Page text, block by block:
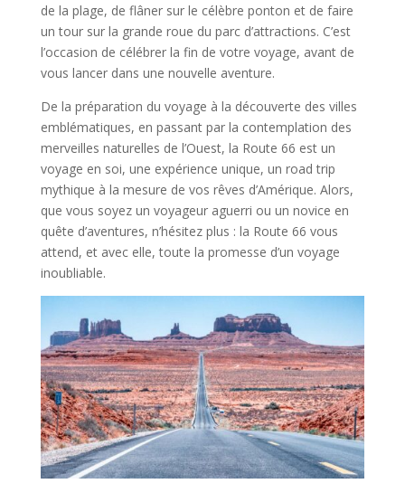
de la plage, de flâner sur le célèbre ponton et de faire
un tour sur la grande roue du parc d’attractions. C’est
l’occasion de célébrer la fin de votre voyage, avant de
vous lancer dans une nouvelle aventure.
De la préparation du voyage à la découverte des villes
emblématiques, en passant par la contemplation des
merveilles naturelles de l’Ouest, la Route 66 est un
voyage en soi, une expérience unique, un road trip
mythique à la mesure de vos rêves d’Amérique. Alors,
que vous soyez un voyageur aguerri ou un novice en
quête d’aventures, n’hésitez plus : la Route 66 vous
attend, et avec elle, toute la promesse d’un voyage
inoubliable.